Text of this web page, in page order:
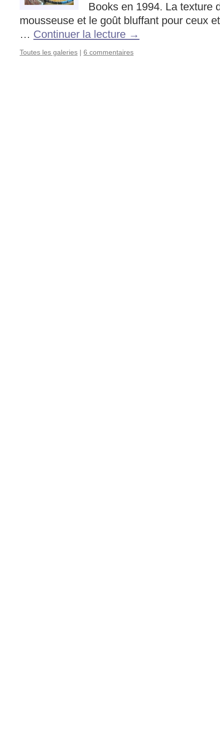
Books en 1994. La texture
mousseuse et le goût bluffant pour ceux
… Continuer la lecture →
Toutes les galeries | 6 commentaires